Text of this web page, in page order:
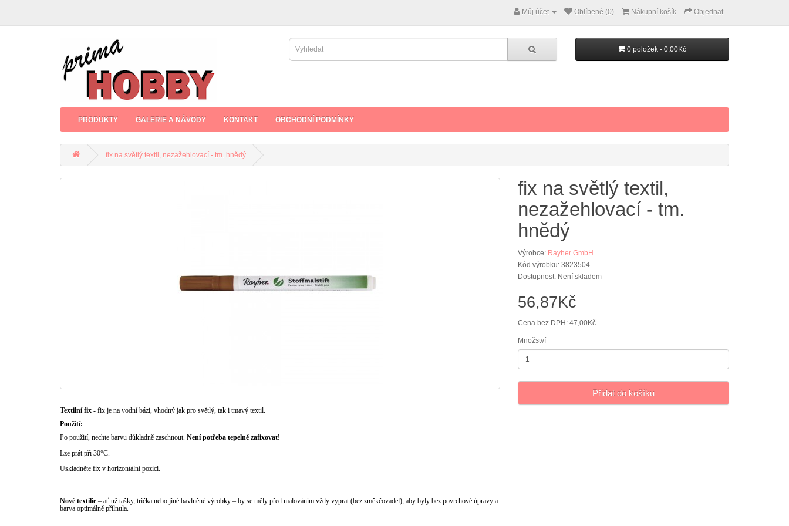
Můj účet Oblíbené (0) Nákupní košík Objednat
0 položek - 0,00Kč
PRODUKTY GALERIE A NÁVODY KONTAKT OBCHODNÍ PODMÍNKY
fix na světlý textil, nezažehlovací - tm. hnědý
Textilní fix - fix je na vodní bázi, vhodný jak pro světlý, tak i tmavý textil.
Použití:
Po použití, nechte barvu důkladně zaschnout. Není potřeba tepelně zafixovat!
Lze prát při 30°C.
Uskladněte fix v horizontální pozici.
Nové textilie – ať už tašky, trička nebo jiné bavlněné výrobky – by se měly před malováním vždy vyprat (bez změkčovadel), aby byly bez povrchové úpravy a
barva optimálně přilnula.
fix na světlý textil,
nezažehlovací - tm.
hnědý
Výrobce: Rayher GmbH
Kód výrobku: 3823504
Dostupnost: Není skladem
56,87Kč
Cena bez DPH: 47,00Kč
Množství
Přidat do košíku